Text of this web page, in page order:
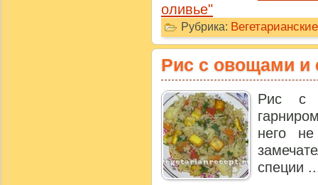
оливье"
Рубрика:
Рис с овощами и
Рис с
него
специи